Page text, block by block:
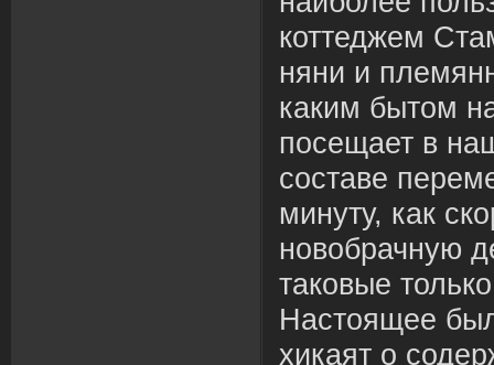
коттеджем
няни и
каким бытом
посещает в
составе
минуту, как
новобрачную
таковые
Настоящее
хикаят о